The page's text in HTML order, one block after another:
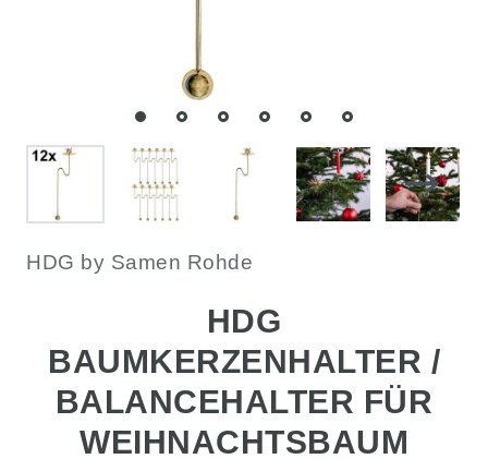
HDG by Samen Rohde
HDG
BAUMKERZENHALTER /
BALANCEHALTER FÜR
WEIHNACHTSBAUM